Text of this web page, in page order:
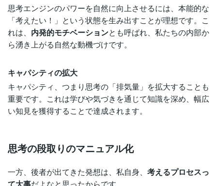
思考エンジンのパワーを自然に向上させるには、本能的な
「考えたい！」という状態を生み出すことが理想です。こ
れは、 内発的モチベーションとも呼ばれ、私たちの内部か
ら湧き上がる自然な動機づけです。
キャパシティの拡大
キャパシティ、つまり思考の「排気量」を拡大することも
重要です。これは学びや気づきを通じて知識を深め、幅広
い知見を獲得することで達成されます。
思考の段取りのマニュアル化
一方、後者が出てきた発想は、私自身、 考えるプロセスっ
て大事だよなと思ったからです。